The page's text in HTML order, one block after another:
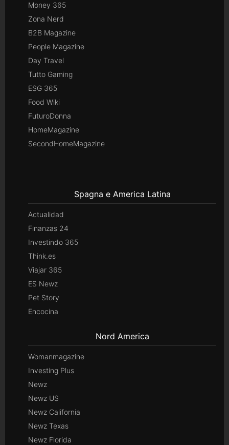
Money 365
Zona Nerd
B2B Magazine
People Magazine
Day Travel
Tutto Gaming
ESG 365
Food Wiki
FuturoDonna
HomeMagazine
SecondHomeMagazine
Spagna e America Latina
Actualidad
Finanzas 24
Investindo 365
Think.es
Viajar 365
ES Newz
Pet Story
Encocina
Nord America
Womanmagazine
Investing Plus
Newz
Newz US
Newz California
Newz Texas
Newz Florida